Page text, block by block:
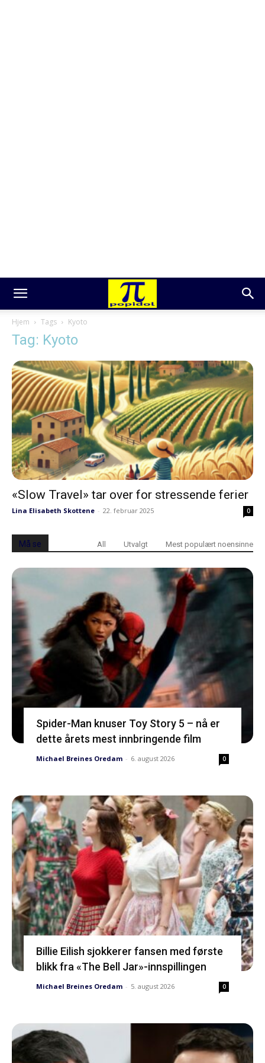
Hjem Tags Kyoto
Tag: Kyoto
«Slow Travel» tar over for stressende ferier
Lina Elisabeth Skottene - 22. februar 2025 0
Må se All Utvalgt Mest populært noensinne
Spider-Man knuser Toy Story 5 – nå er
dette årets mest innbringende film
Michael Breines Oredam - 6. august 2026 0
Billie Eilish sjokkerer fansen med første
blikk fra «The Bell Jar»-innspillingen
Michael Breines Oredam - 5. august 2026 0